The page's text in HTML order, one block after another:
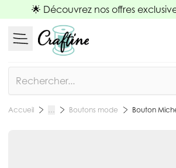
Allez au contenu
🌟 Découvrez nos offres
Accueil … Boutons mode